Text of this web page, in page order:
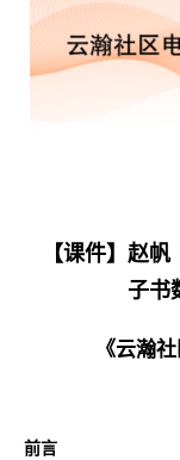
【课件】赵
子书
《云瀚
前言